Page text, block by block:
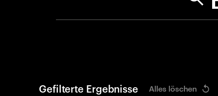
Gefilterte Ergebnisse Alles löschen